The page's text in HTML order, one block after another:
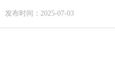
布时间：2025-07-03